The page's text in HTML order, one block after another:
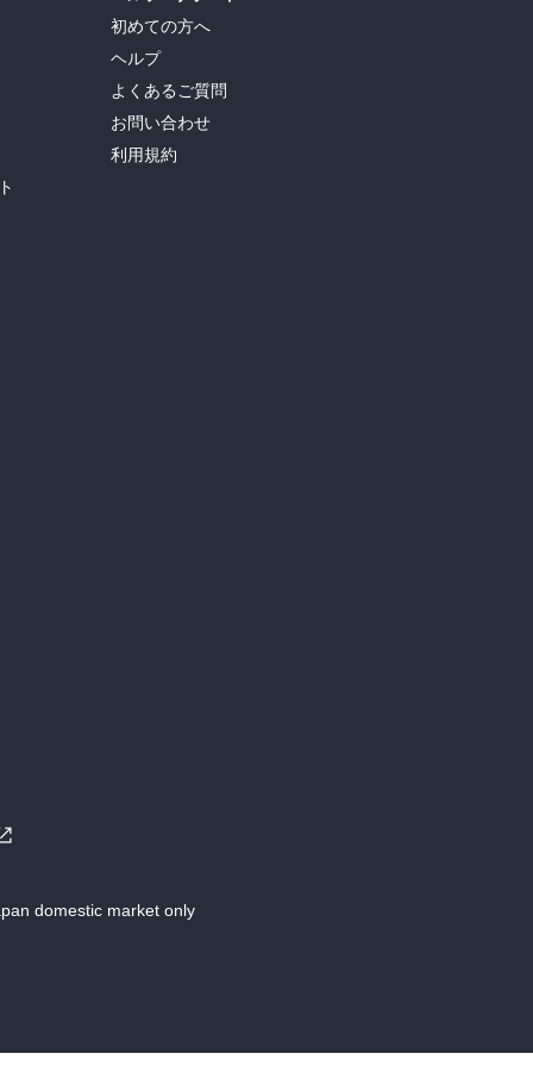
初めての方へ
ヘルプ
よくあるご質問
お問い合わせ
利用規約
domestic market only